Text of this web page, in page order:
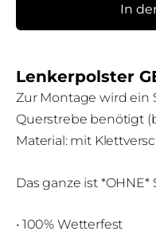
In
Lenkerpolster
Zur Montage wird ein
Querstrebe benötigt
Material: mit
Das ganze ist
• 100% Wetterfest